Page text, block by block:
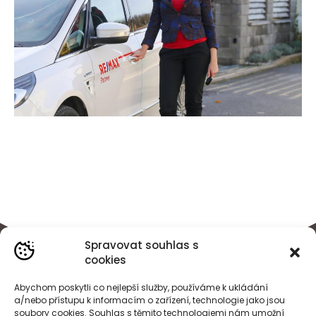
Spravovat souhlas s
cookies
Abychom poskytli co nejlepší služby, používáme k ukládání
a/nebo přístupu k informacím o zařízení, technologie jako jsou
soubory cookies. Souhlas s těmito technologiemi nám umožní